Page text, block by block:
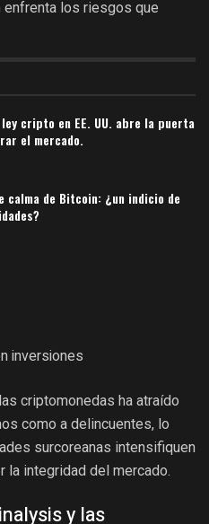
enfrenta los riesgos que
cripto en EE. UU. abre la puerta
el mercado.
calma de Bitcoin: ¿un indicio de
inversiones
criptomonedas ha atraído
como a delincuentes, lo
surcoreanas intensifiquen
la integridad del mercado.
y las